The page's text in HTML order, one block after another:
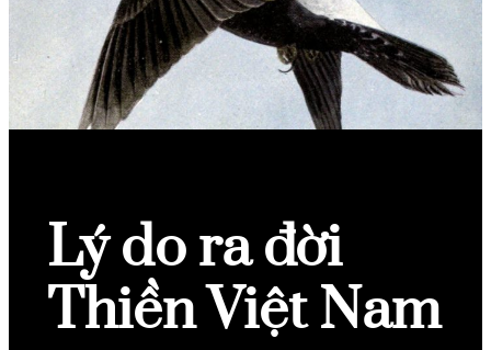
Lý do ra đời
Thiền Việt Nam